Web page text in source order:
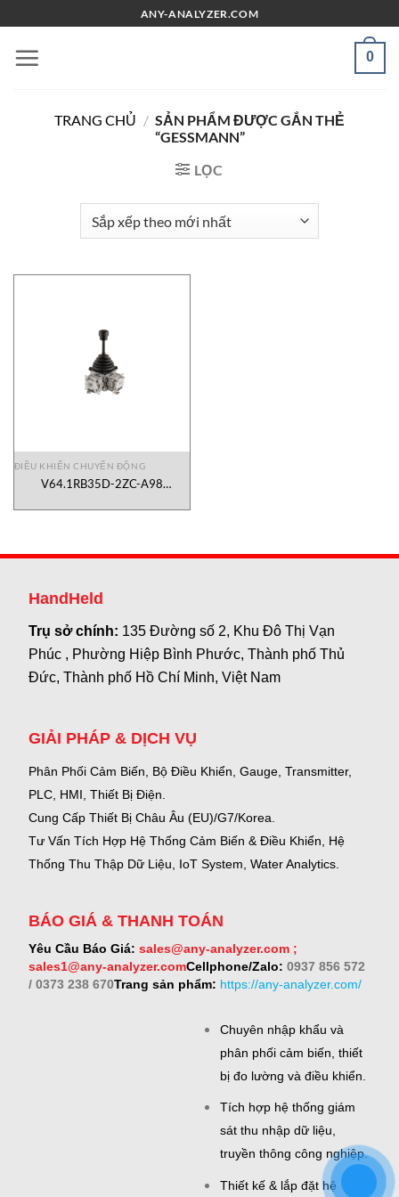
đến
nội
ANY-ANALYZER.COM
0
TRANG CHỦ / SẢN PHẨM ĐƯỢC GẮN THẺ
“GESSMANN”
LỌC
ĐIỀU KHIỂN CHUYỂN ĐỘNG
V64.1RB35D-2ZC-A98
HandHeld
Trụ sở chính: 135 Đường số 2, Khu Đô Thị Vạn
Phúc , Phường Hiệp Bình Phước, Thành phố Thủ
Đức, Thành phố Hồ Chí Minh, Việt Nam
GIẢI PHÁP & DỊCH VỤ
Phân Phối Cảm Biến, Bộ Điều Khiển, Gauge, Transmitter,
PLC, HMI, Thiết Bị Điện.
Cung Cấp Thiết Bị Châu Âu (EU)/G7/Korea.
Tư Vấn Tích Hợp Hệ Thống Cảm Biến & Điều Khiển, Hệ
Thống Thu Thập Dữ Liệu, IoT System, Water Analytics.
BÁO GIÁ & THANH TOÁN
Yêu Cầu Báo Giá: sales@any-analyzer.com ;
sales1@any-analyzer.comCellphone/Zalo: 0937 856 572
/ 0373 238 670Trang sản phẩm: https://any-analyzer.com/
Chuyên nhập khẩu và
phân phối cảm biến, thiết
bị đo lường và điều khiển.
Tích hợp hệ thống giám
sát thu nhập dữ liệu,
truyền thông công nghiệp.
Thiết kế & lắp đặt hệ